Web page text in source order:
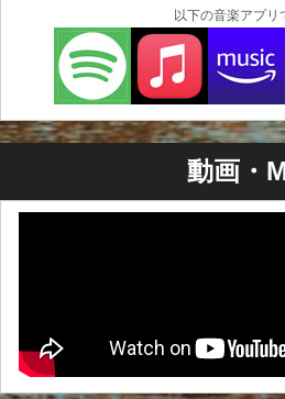
以下の音楽アプリ
動画・